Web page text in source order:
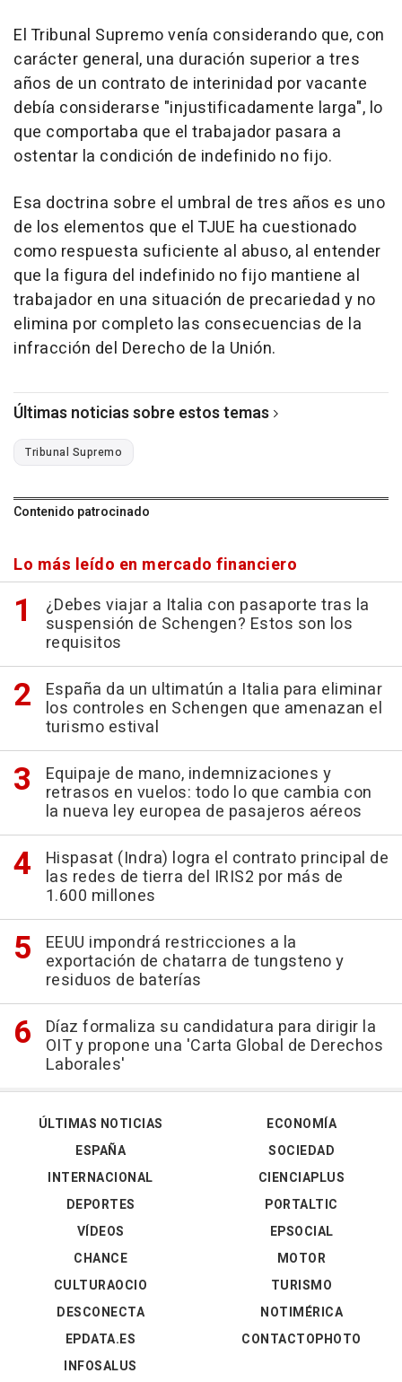
El Tribunal Supremo venía considerando que, con
carácter general, una duración superior a tres
años de un contrato de interinidad por vacante
debía considerarse "injustificadamente larga", lo
que comportaba que el trabajador pasara a
ostentar la condición de indefinido no fijo.
Esa doctrina sobre el umbral de tres años es uno
de los elementos que el TJUE ha cuestionado
como respuesta suficiente al abuso, al entender
que la figura del indefinido no fijo mantiene al
trabajador en una situación de precariedad y no
elimina por completo las consecuencias de la
infracción del Derecho de la Unión.
Últimas noticias sobre estos temas
Tribunal Supremo
Contenido patrocinado
Lo más leído en mercado financiero
¿Debes viajar a Italia con pasaporte tras la
suspensión de Schengen? Estos son los
requisitos
España da un ultimatún a Italia para eliminar
los controles en Schengen que amenazan el
turismo estival
Equipaje de mano, indemnizaciones y
retrasos en vuelos: todo lo que cambia con
la nueva ley europea de pasajeros aéreos
Hispasat (Indra) logra el contrato principal de
las redes de tierra del IRIS2 por más de
1.600 millones
EEUU impondrá restricciones a la
exportación de chatarra de tungsteno y
residuos de baterías
Díaz formaliza su candidatura para dirigir la
OIT y propone una 'Carta Global de Derechos
Laborales'
ÚLTIMAS NOTICIAS
ESPAÑA
INTERNACIONAL
DEPORTES
VÍDEOS
ECONOMÍA
SOCIEDAD
CIENCIAPLUS
PORTALTIC
EPSOCIAL
CHANCE
CULTURAOCIO
DESCONECTA
EPDATA.ES
INFOSALUS
MOTOR
TURISMO
NOTIMÉRICA
CONTACTOPHOTO